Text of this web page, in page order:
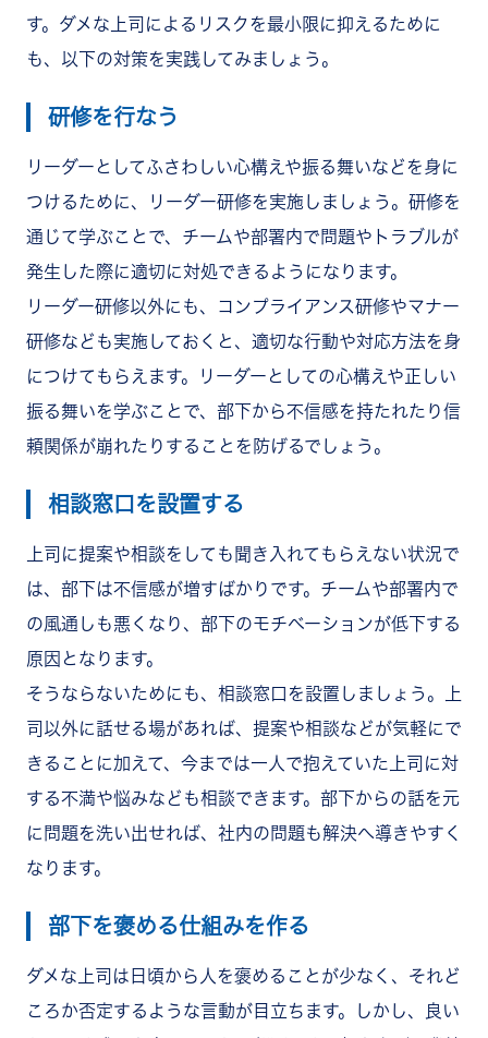
す。ダメな上司によるリスクを最小限に抑えるために
も、以下の対策を実践してみましょう。
研修を行なう
リーダーとしてふさわしい心構えや振る舞いなどを身に
つけるために、リーダー研修を実施しましょう。研修を
通じて学ぶことで、チームや部署内で問題やトラブルが
発生した際に適切に対処できるようになります。
リーダー研修以外にも、コンプライアンス研修やマナー
研修なども実施しておくと、適切な行動や対応方法を身
につけてもらえます。リーダーとしての心構えや正しい
振る舞いを学ぶことで、部下から不信感を持たれたり信
頼関係が崩れたりすることを防げるでしょう。
相談窓口を設置する
上司に提案や相談をしても聞き入れてもらえない状況で
は、部下は不信感が増すばかりです。チームや部署内で
の風通しも悪くなり、部下のモチベーションが低下する
原因となります。
そうならないためにも、相談窓口を設置しましょう。上
司以外に話せる場があれば、提案や相談などが気軽にで
きることに加えて、今までは一人で抱えていた上司に対
する不満や悩みなども相談できます。部下からの話を元
に問題を洗い出せれば、社内の問題も解決へ導きやすく
なります。
部下を褒める仕組みを作る
ダメな上司は日頃から人を褒めることが少なく、それど
ころか否定するような言動が目立ちます。しかし、良い